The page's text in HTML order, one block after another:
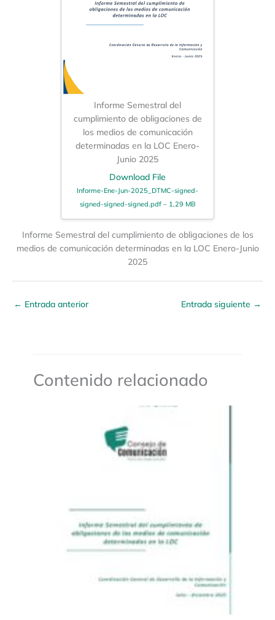
Informe Semestral del
cumplimiento de obligaciones de
los medios de comunicación
determinadas en la LOC Enero-
Junio 2025
Download File
Informe-Ene-Jun-2025_DTMC-signed-
signed-signed-signed.pdf – 1,29 MB
Informe Semestral del cumplimiento de obligaciones de los
medios de comunicación determinadas en la LOC Enero-Junio
2025
← Entrada anterior Entrada siguiente →
Contenido relacionado